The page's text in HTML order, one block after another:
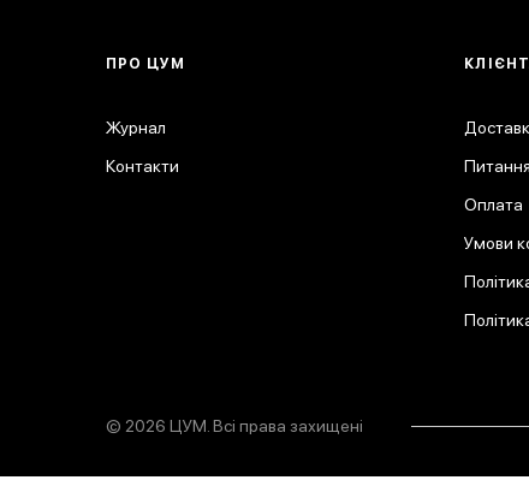
ПРО ЦУМ
Журнал
Контакти
Питання
Оплата
Умови